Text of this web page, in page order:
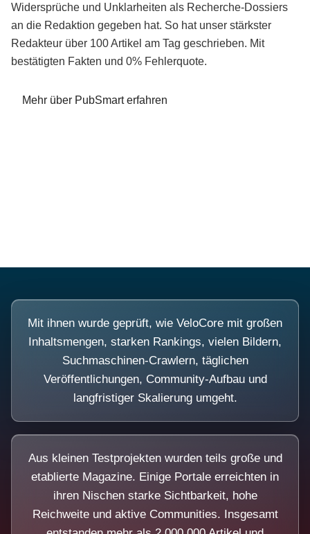
Widersprüche und Unklarheiten als Recherche-Dossiers
an die Redaktion gegeben hat. So hat unser stärkster
Redakteur über 100 Artikel am Tag geschrieben. Mit
bestätigten Fakten und 0% Fehlerquote.
Mehr über PubSmart erfahren
Mit ihnen wurde geprüft, wie VeloCore mit großen
Inhaltsmengen, starken Rankings, vielen Bildern,
Suchmaschinen-Crawlern, täglichen
Veröffentlichungen, Community-Aufbau und
langfristiger Skalierung umgeht.
Aus kleinen Testprojekten wurden teils große und
etablierte Magazine. Einige Portale erreichten in
ihren Nischen starke Sichtbarkeit, hohe
Reichweite und aktive Communities. Insgesamt